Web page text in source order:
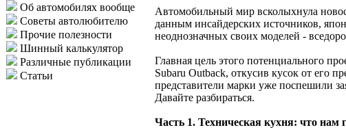
Об автомобилях вообще
Советы автолюбителю
Прочие полезности
Шинный калькулятор
Различные публикации
Статьи
Автомобильный мир всколыхнула
данным инсайдерских источников,
неоднозначных своих моделей -
Главная цель этого потенциального
Subaru Outback, откусив кусок от его
представители марки уже поспешили
Давайте разбираться.
Часть 1. Техническая кухня: что